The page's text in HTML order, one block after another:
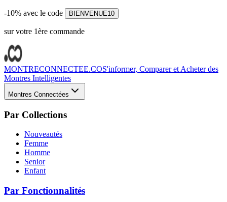
-10% avec le code BIENVENUE10
sur votre 1ère commande
MONTRECONNECTEE.COS'informer, Comparer et Acheter des
Montres Intelligentes
Montres Connectées
Par Collections
Nouveautés
Femme
Homme
Senior
Enfant
Par Fonctionnalités